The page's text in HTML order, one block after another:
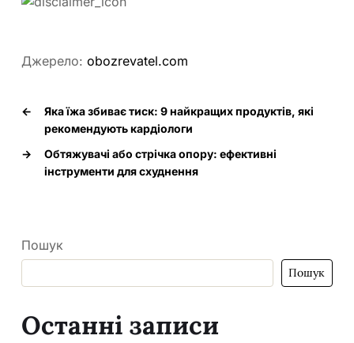
Джерело: obozrevatel.com
←
Яка їжа збиває тиск: 9 найкращих продуктів, які
рекомендують кардіологи
→
Обтяжувачі або стрічка опору: ефективні
інструменти для схуднення
Пошук
Пошук
Останні записи